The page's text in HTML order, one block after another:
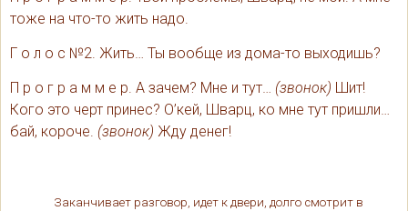
тоже на что-то жить надо.
Г о л о с №2. Жить… Ты вообще из дома-то выходишь?
П р о г р а м м е р. А зачем? Мне и тут… (звонок) Шит!
Кого это черт принес? О’кей, Шварц, ко мне тут пришли…
бай, короче. (звонок) Жду денег!
Заканчивает разговор, идет к двери, долго смотрит в